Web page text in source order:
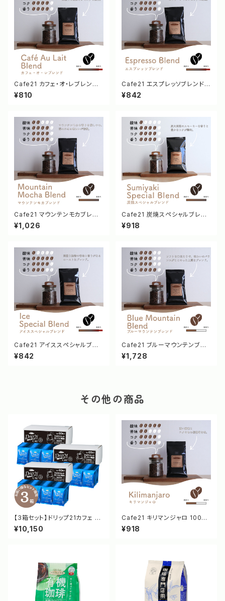
Cafe21 カフェ・オ・レブレンド 1
00g [10002/10001]
¥810
Cafe21 エスプレッソブレンド 1
00g [10012/10011]
¥842
Cafe21 マウンテンモカブレン
ド 100g [1166/1165]
¥1,026
Cafe21 炭焼スペシャルブレン
ド 100g [10050/10049]
¥918
Cafe21 アイススペシャルブレ
ンド 100g [10044/10043]
¥842
Cafe21 ブルーマウンテンブレ
ンド 100g [10058/10057]
¥1,728
その他の商品
【3箱セット】ドリップ21カフェ ス
ペシャルブレンド OCボックス S
-60N [3381]
¥10,150
Cafe21 キリマンジャロ 100g
[10048/10047]
¥918